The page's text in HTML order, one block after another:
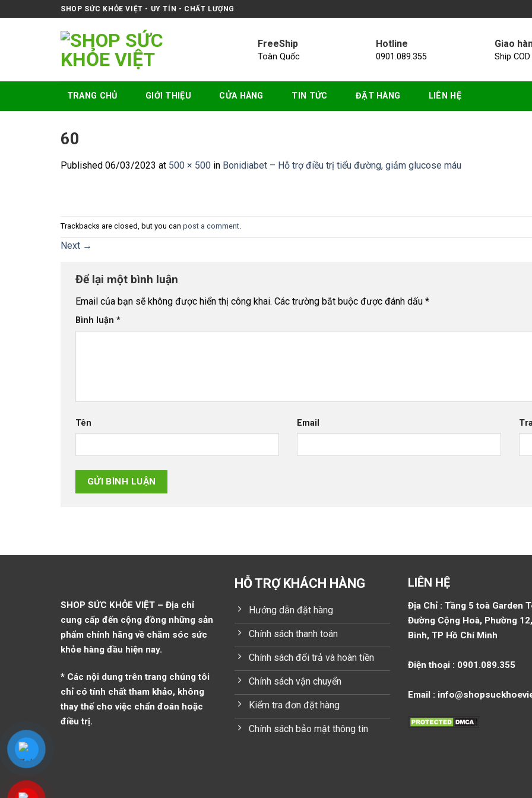
to
SHOP SỨC KHỎE VIỆT - UY TÍN - CHẤT LƯỢNG
FreeShip
Toàn Quốc
Hotline
0901.089.355
Giao
Ship
TRANG CHỦ GIỚI THIỆU CỬA HÀNG TIN TỨC ĐẶT HÀNG LIÊN HỆ
60
Published 06/03/2023 at 500 × 500 in Bonidiabet – Hỗ trợ điều trị tiểu đường, giảm glucose máu
Trackbacks are closed, but you can post a comment
Next →
Để lại một bình luận
Email của bạn sẽ không được hiển thị công khai. Các trường bắt buộc được đánh dấu *
Bình luận *
Tên Email
SHOP SỨC KHỎE VIỆT – Địa chỉ
cung cấp đến cộng đồng những sản
phẩm chính hãng về chăm sóc sức
khỏe hàng đầu hiện nay.
* Các nội dung trên trang chúng tôi
chỉ có tính chất tham khảo, không
thay thế cho việc chẩn đoán hoặc
điều trị.
HỖ TRỢ KHÁCH HÀNG
Hướng dẫn đặt hàng
Chính sách thanh toán
Chính sách đổi trả và hoàn tiền
Chính sách vận chuyển
Kiểm tra đơn đặt hàng
Chính sách bảo mật thông tin
LIÊN HỆ
Địa Chỉ : Tầng 5 toà Garden
Đường Cộng Hoà, Phường
Bình, TP Hồ Chí Minh
Điện thoại : 0901.089.355
Email :